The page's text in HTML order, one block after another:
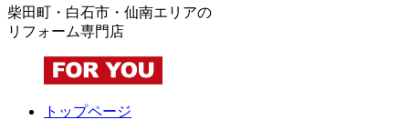
柴田町・白石市・仙南エリアの
リフォーム専門店
トップページ